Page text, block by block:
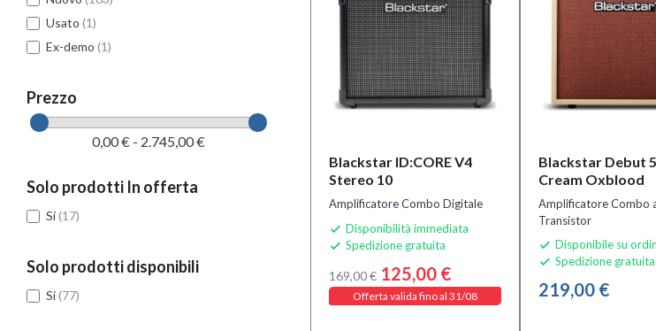
Usato (1)
Ex-demo (1)
Prezzo
0,00 € - 2.745,00 €
Solo prodotti In offerta
Si(17)
Solo prodotti disponibili
Si(77)
Blackstar ID:CORE V4
Stereo 10
Amplificatore Combo Digitale
 Disponibilità immediata
 Spedizione gratuita
169,00 € 125,00 €
Offerta valida fino al 31/08
Blackstar Debut
Cream Oxblood
Amplificatore Combo
Transistor
 Disponibile su
 Spedizione gratuita
219,00 €